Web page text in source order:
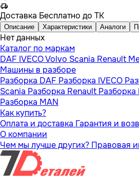
Доставка Бесплатно до ТК
Описание Характеристики Аналоги
Нет данных
Каталог по маркам
DAF IVECOVolvo Scania Renault
Машины в разборе
Разборка DAF Разборка IVECO
Scania Разборка Renault
Разборка MAN
Как купить?
Оплата и доставка Гарантия и
О компании
Чем мы лучше других? Правовая